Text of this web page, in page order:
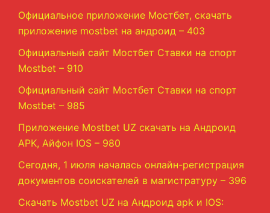
Официальное приложение Мостбет, скачать
приложение mostbet на андроид – 403
Официальный сайт Мостбет Ставки на спорт
Mostbet – 910
Официальный сайт Мостбет Ставки на спорт
Mostbet – 985
Приложение Mostbet UZ скачать на Андроид
APK, Айфон IOS – 980
Сегодня, 1 июля началась онлайн-регистрация
документов соискателей в магистратуру – 396
Скачать Mostbet UZ на Андроид apk и IOS: